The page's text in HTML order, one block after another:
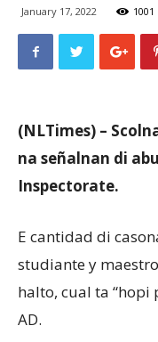
Aruba
January 17, 2022 1001
(NLTimes) –
na señalnan di
Inspectorate.
E cantidad di
studiante y
halto, cual ta “hopi
AD.